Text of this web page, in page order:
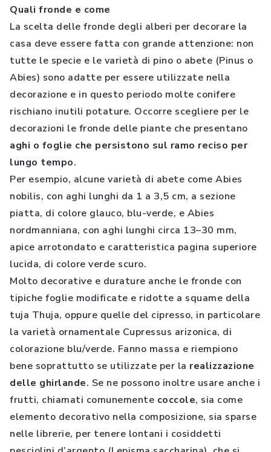
Quali fronde e come
La scelta delle fronde degli alberi per decorare la
casa deve essere fatta con grande attenzione: non
tutte le specie e le varietà di pino o abete (Pinus o
Abies) sono adatte per essere utilizzate nella
decorazione e in questo periodo molte conifere
rischiano inutili potature. Occorre scegliere per le
decorazioni le fronde delle piante che presentano
aghi o foglie che persistono sul ramo reciso per
lungo tempo.
Per esempio, alcune varietà di abete come Abies
nobilis, con aghi lunghi da 1 a 3,5 cm, a sezione
piatta, di colore glauco, blu-verde, e Abies
nordmanniana, con aghi lunghi circa 13–30 mm,
apice arrotondato e caratteristica pagina superiore
lucida, di colore verde scuro.
Molto decorative e durature anche le fronde con
tipiche foglie modificate e ridotte a squame della
tuja Thuja, oppure quelle del cipresso, in particolare
la varietà ornamentale Cupressus arizonica, di
colorazione blu/verde. Fanno massa e riempiono
bene soprattutto se utilizzate per la realizzazione
delle ghirlande. Se ne possono inoltre usare anche i
frutti, chiamati comunemente coccole, sia come
elemento decorativo nella composizione, sia sparse
nelle librerie, per tenere lontani i cosiddetti